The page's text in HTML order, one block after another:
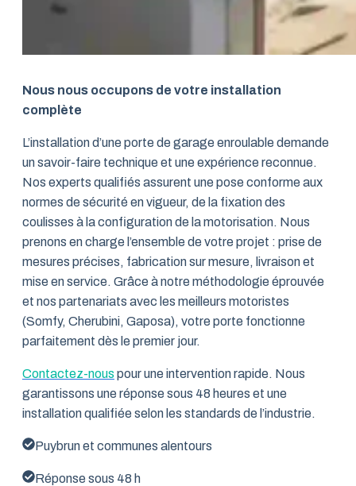
Nous nous occupons de votre installation
complète
L’installation d’une porte de garage enroulable demande
un savoir-faire technique et une expérience reconnue.
Nos experts qualifiés assurent une pose conforme aux
normes de sécurité en vigueur, de la fixation des
coulisses à la configuration de la motorisation. Nous
prenons en charge l’ensemble de votre projet : prise de
mesures précises, fabrication sur mesure, livraison et
mise en service. Grâce à notre méthodologie éprouvée
et nos partenariats avec les meilleurs motoristes
(Somfy, Cherubini, Gaposa), votre porte fonctionne
parfaitement dès le premier jour.
Contactez-nous pour une intervention rapide. Nous
garantissons une réponse sous 48 heures et une
installation qualifiée selon les standards de l’industrie.
Puybrun et communes alentours
Réponse sous 48 h